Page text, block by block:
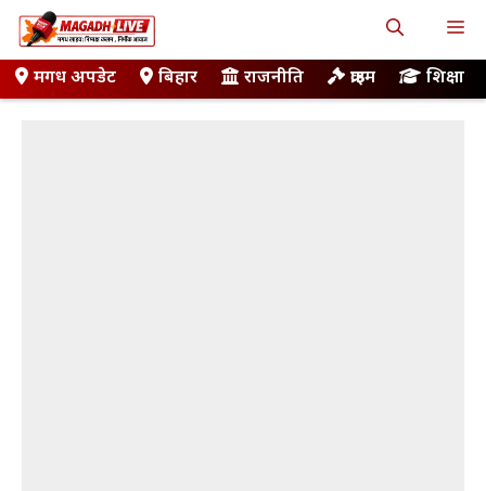
Skip
to
contentमगध अपडेट बिहार राजनीति क्राइम शिक्षा